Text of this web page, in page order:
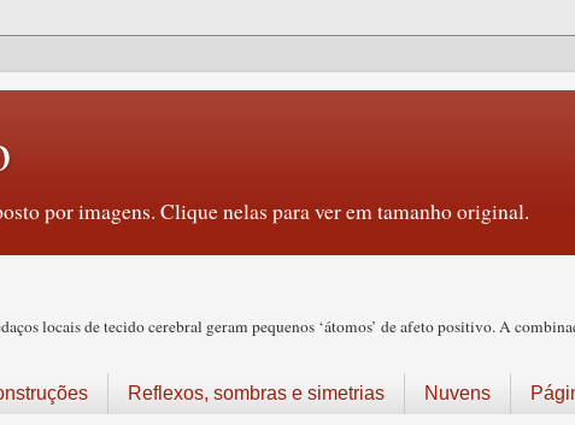
por imagens. Clique nelas para ver em tamanho original.
locais de tecido cerebral geram pequenos ‘átomos’ de afeto positivo. A
Reflexos, sombras e simetrias Nuvens